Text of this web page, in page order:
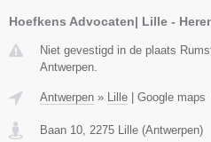
Hoefkens Advocaten| Lille -
Niet gevestigd in de plaats
Antwerpen.
Antwerpen » Lille Google maps
Baan 10, 2275 Lille (Antwerpen)